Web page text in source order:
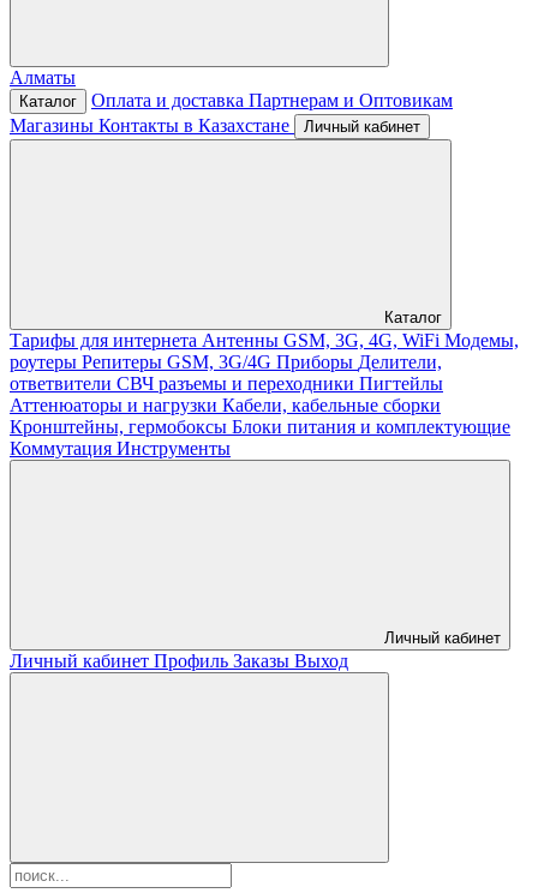
Алматы
Каталог Оплата и доставка Партнерам и Оптовикам
Магазины Контакты в Казахстане Личный кабинет
Каталог
Тарифы для интернета Антенны GSM, 3G, 4G, WiFi Модемы,
роутеры Репитеры GSM, 3G/4G Приборы Делители,
ответвители СВЧ разъемы и переходники Пигтейлы
Аттенюаторы и нагрузки Кабели, кабельные сборки
Кронштейны, гермобоксы Блоки питания и комплектующие
Коммутация Инструменты
Личный кабинет
Личный кабинет Профиль Заказы Выход